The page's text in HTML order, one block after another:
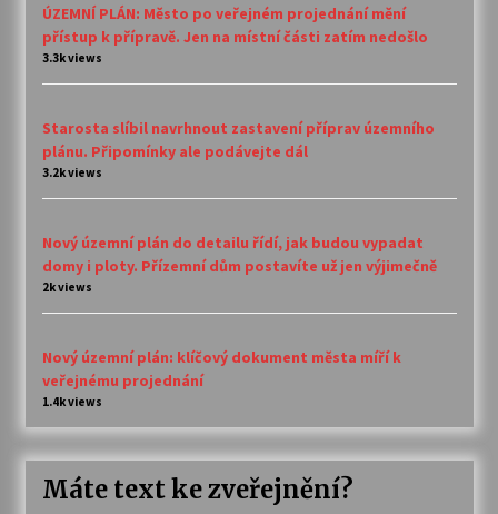
ÚZEMNÍ PLÁN: Město po veřejném projednání mění
přístup k přípravě. Jen na místní části zatím nedošlo
3.3k views
Starosta slíbil navrhnout zastavení příprav územního
plánu. Připomínky ale podávejte dál
3.2k views
Nový územní plán do detailu řídí, jak budou vypadat
domy i ploty. Přízemní dům postavíte už jen výjimečně
2k views
Nový územní plán: klíčový dokument města míří k
veřejnému projednání
1.4k views
Máte text ke zveřejnění?